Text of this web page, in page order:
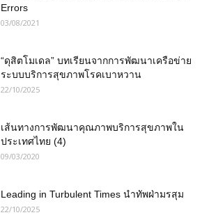
Errors
03/08/2021
“ดุสิตโมเดล” บทเรียนจากการพัฒนาเครือข่าย
ระบบบริการสุขภาพโรคเบาหวาน
22/10/2025
เส้นทางการพัฒนาคุณภาพบริการสุขภาพใน
ประเทศไทย (4)
09/03/2020
Leading in Turbulent Times นำทัพฝ่ามรสุม
22/10/2025